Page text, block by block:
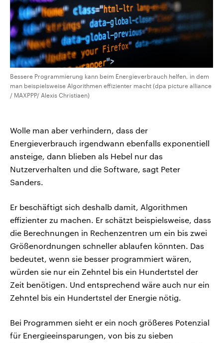
Bessere Programmierung kann beim Energieverbrauch helfen, in dem
man beispielsweise Algorithmen effizienter macht (dpa picture alliance
/ MAXPPP/ Alexis Christiaen)
Wolle man aber verhindern, dass der
Energieverbrauch irgendwann ebenfalls exponentiell
ansteige, dann blieben als Hebel nur das
Nutzerverhalten und die Software, sagt Peter
Sanders.
Er beschäftigt sich deshalb damit, Algorithmen
effizienter zu machen. Er schätzt beispielsweise, dass
die Berechnungen in Rechenzentren um ein bis zwei
Größenordnungen schneller ablaufen könnten. Das
bedeutet, wenn sie besser programmiert wären,
würden sie nur ein Zehntel bis ein Hundertstel der
Zeit benötigen. Und entsprechend wäre auch nur ein
Zehntel bis ein Hundertstel der Energie nötig.
Bei Programmen sieht er ein noch größeres Potenzial
für Energieeinsparungen, von bis zu sieben